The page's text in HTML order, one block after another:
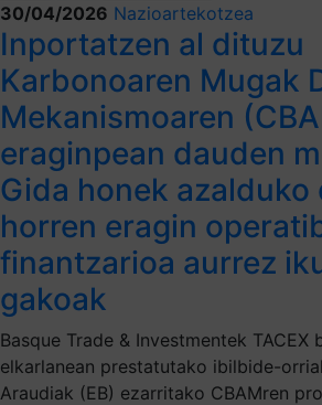
30/04/2026 Nazioartekotzea
Inportatzen al dituzu
Karbonoaren Mugak
Mekanismoaren
eraginpean dauden
Gida honek azalduko
horren eragin
finantzarioa aurrez
gakoak
Basque Trade & Investmentek TACEX
elkarlanean prestatutako ibilbide-
Araudiak (EB) ezarritako CBAMren